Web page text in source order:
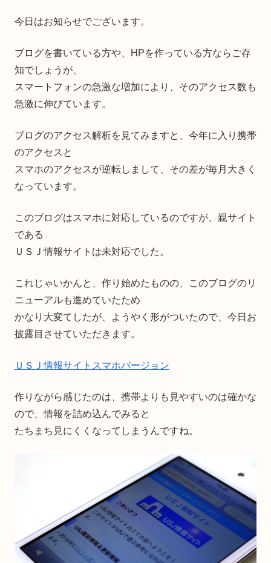
今日はお知らせでございます。
ブログを書いている方や、HPを作っている方ならご存
知でしょうが、
スマートフォンの急激な増加により、そのアクセス数も
急激に伸びています。
ブログのアクセス解析を見てみますと、今年に入り携帯
のアクセスと
スマホのアクセスが逆転しまして、その差が毎月大きく
なっています。
このブログはスマホに対応しているのですが、親サイト
である
ＵＳＪ情報サイトは未対応でした。
これじゃいかんと、作り始めたものの、このブログのリ
ニューアルも進めていたため
かなり大変てしたが、ようやく形がついたので、今日お
披露目させていただきます。
ＵＳＪ情報サイトスマホバージョン
作りながら感じたのは、携帯よりも見やすいのは確かな
ので、情報を詰め込んでみると
たちまち見にくくなってしまうんですね。